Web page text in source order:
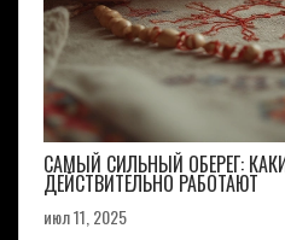
САМЫЙ СИЛЬНЫЙ ОБЕРЕГ:
ДЕЙСТВИТЕЛЬНО РАБОТАЮТ
июл 11, 2025